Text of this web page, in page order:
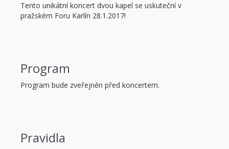
Tento unikátní koncert dvou kapel se uskuteční v
pražském Foru Karlín 28.1.2017!
Program
Program bude zveřejněn před koncertem.
Pravidla